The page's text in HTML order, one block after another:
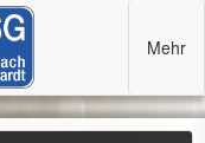
Mehr